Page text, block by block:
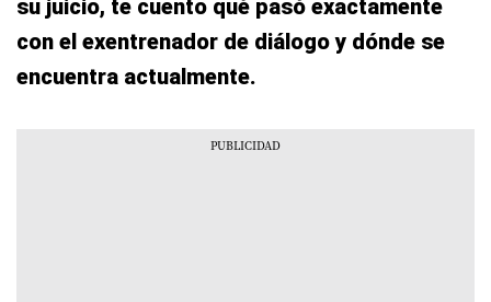
su juicio, te cuento qué pasó exactamente
con el exentrenador de diálogo y dónde se
encuentra actualmente.